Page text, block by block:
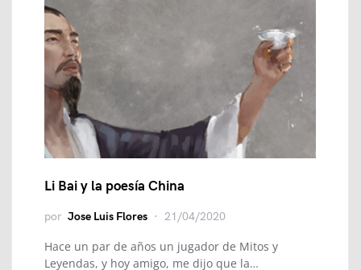
Li Bai y la poesía China
por Jose Luis Flores 21/04/2020
Hace un par de años un jugador de Mitos y
Leyendas, y hoy amigo, me dijo que la…